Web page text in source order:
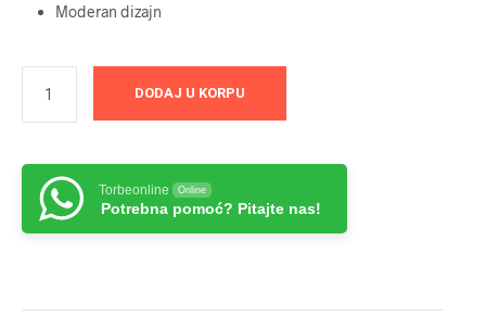
Moderan dizajn
DODAJ U KORPU
Torbeonline Online
Potrebna pomoć? Pitajte nas!